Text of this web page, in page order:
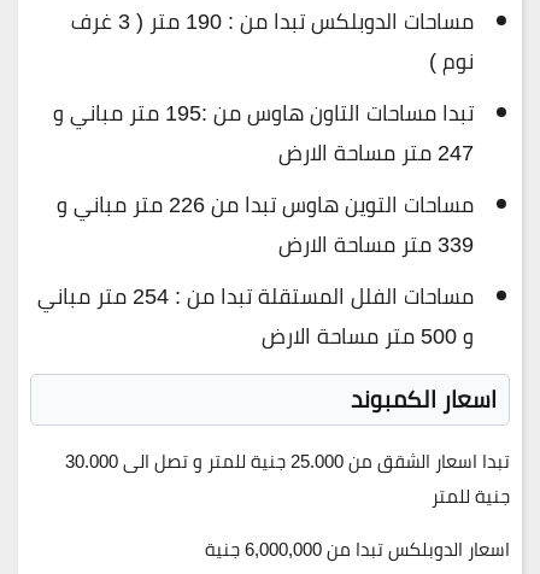
مساحات الدوبلكس تبدا من : 190 متر ( 3 غرف
نوم )
تبدا مساحات التاون هاوس من :195 متر مباني و
247 متر مساحة الارض
مساحات التوين هاوس تبدا من 226 متر مباني و
339 متر مساحة الارض
مساحات الفلل المستقلة تبدا من : 254 متر مباني
و 500 متر مساحة الارض
اسعار الكمبوند
تبدا اسعار الشقق من 25.000 جنية للمتر و تصل الى 30.000
جنية للمتر
اسعار الدوبلكس تبدا من 6,000,000 جنية